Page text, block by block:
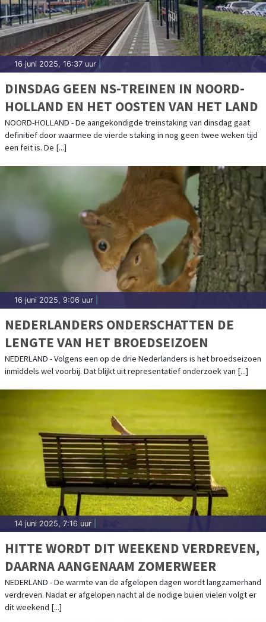
16 juni 2025, 16:37 uur
DINSDAG GEEN NS-TREINEN IN NOORD-
HOLLAND EN HET OOSTEN VAN HET LAND
NOORD-HOLLAND - De aangekondigde treinstaking van dinsdag gaat
definitief door waarmee de vierde staking in nog geen twee weken tijd
een feit is. De [...]
16 juni 2025, 9:06 uur
NEDERLANDERS ONDERSCHATTEN DE
LENGTE VAN HET BROEDSEIZOEN
NEDERLAND - Volgens een op de drie Nederlanders is het broedseizoen
inmiddels wel voorbij. Dat blijkt uit representatief onderzoek van [...]
14 juni 2025, 7:16 uur
HITTE WORDT DIT WEEKEND VERDREVEN,
DAARNA AANGENAAM ZOMERWEER
NEDERLAND - De warmte van de afgelopen dagen wordt langzamerhand
verdreven. Nadat er afgelopen nacht al de nodige buien vielen volgt er
dit weekend [...]